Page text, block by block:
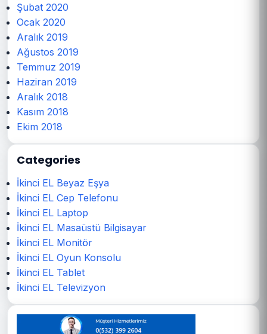
Şubat 2020
Ocak 2020
Aralık 2019
Ağustos 2019
Temmuz 2019
Haziran 2019
Aralık 2018
Kasım 2018
Ekim 2018
Categories
İkinci EL Beyaz Eşya
İkinci EL Cep Telefonu
İkinci EL Laptop
İkinci EL Masaüstü Bilgisayar
İkinci EL Monitör
İkinci EL Oyun Konsolu
İkinci EL Tablet
İkinci EL Televizyon